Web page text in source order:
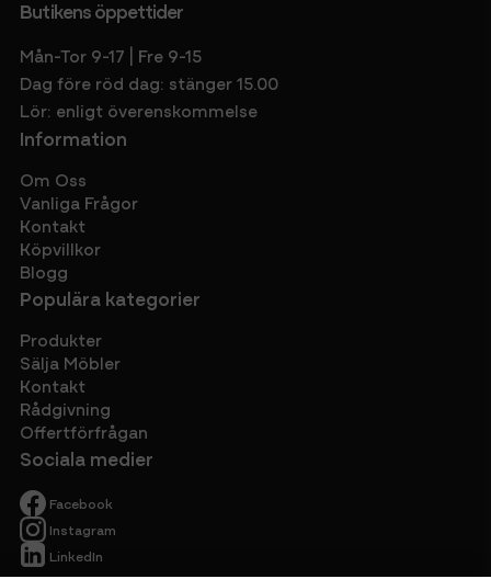
Butikens öppettider
Mån-Tor 9-17 | Fre 9-15
Dag före röd dag: stänger 15.00
Lör: enligt överenskommelse
Information
Om Oss
Vanliga Frågor
Kontakt
Köpvillkor
Blogg
Populära kategorier
Produkter
Sälja Möbler
Kontakt
Rådgivning
Offertförfrågan
Sociala medier
Facebook
Instagram
LinkedIn